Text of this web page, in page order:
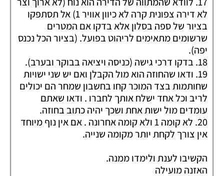
לא דירה צפונית קרה לא כיוון אוויר 1) אל תסתפקו
בציור של ספה בסלון אלא בדקו אם המטרים
שרשומים מתאימים לריהוט בפועל. (בציור הכל נכנס
יפה).
18. בדקו דרכי גישה (כניסה ויציאה בבוקר ובערב).
19. ודאו שהחוזה הוא מול הקבלן ואם יש שני ישויות
שחותמות בצד המוכר קחו בחשבון שמחר הם יכולים
לריב וכל אחד ישלח אותך לחברו . ודאו שאתם
עומדים מול ישות אחת ושכך יהיה כתוב בחוזה.
20. לא קומה 1 ולא קומה אחרונה . אם אין נוף מיוחד
אין צורך לקחת יותר מקומה שנייה.
הקשיבו לענת ולימדו ממנה.
האזנה מועילה